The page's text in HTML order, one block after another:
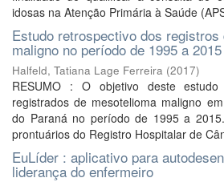
idosas na Atenção Primária à Saúde
Estudo retrospectivo dos registros
maligno no período de 1995 a 2015
Halfeld, Tatiana Lage Ferreira (2017)
RESUMO : O objetivo deste
registrados de mesotelioma maligno
do Paraná no período de 1995 a
prontuários do Registro Hospitalar de
EuLíder : aplicativo para
liderança do enfermeiro